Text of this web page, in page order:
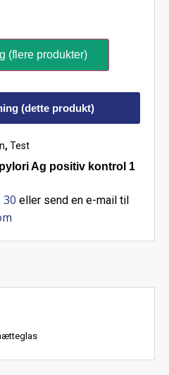
(flere produkter)
(dette produkt)
, Test
Ag positiv kontrol 1
30 eller send en e-mail til